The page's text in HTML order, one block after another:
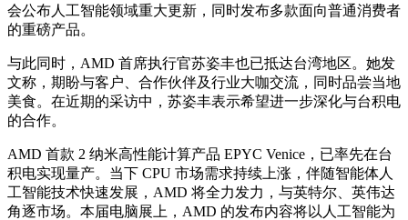
会公布人工智能领域重大更新，同时发布多款面向普通消费者
的重磅产品。
与此同时，AMD 首席执行官苏姿丰也已抵达台湾地区。她发
文称，期盼与客户、合作伙伴及行业大咖交流，同时品尝当地
美食。在近期的采访中，苏姿丰表示希望进一步深化与台积电
的合作。
AMD 首款 2 纳米高性能计算产品 EPYC Venice，已率先在台
积电实现量产。当下 CPU 市场需求持续上涨，伴随智能体人
工智能技术快速发展，AMD 将全力发力，与英特尔、英伟达
角逐市场。本届电脑展上，AMD 的发布内容将以人工智能为